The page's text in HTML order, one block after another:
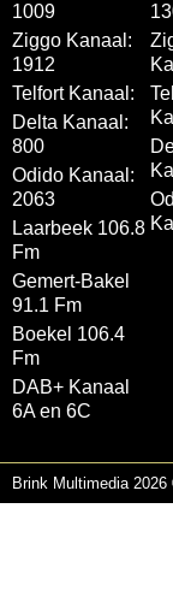
1009
Ziggo Kanaal:
1912
Telfort Kanaal:
Delta Kanaal:
800
Odido Kanaal:
2063
Laarbeek 106.8
Fm
Gemert-Bakel
91.1 Fm
Boekel 106.4
Fm
DAB+ Kanaal
6A en 6C
Brink Multimedia